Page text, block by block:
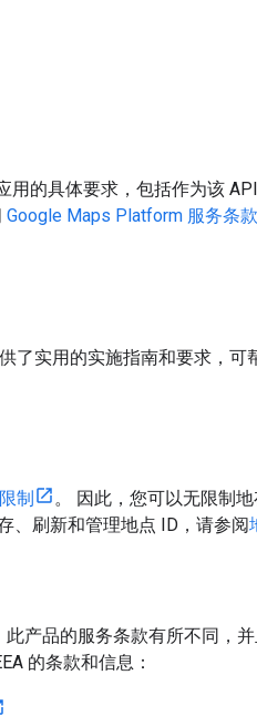
用的具体要求，包括作为该
Google Maps Platform 服务条款
了实用的实施指南和要求，
制
。 因此，您可以无限制
、刷新和管理地点 ID，请参阅
此产品的服务条款有所不同，
的条款和信息：